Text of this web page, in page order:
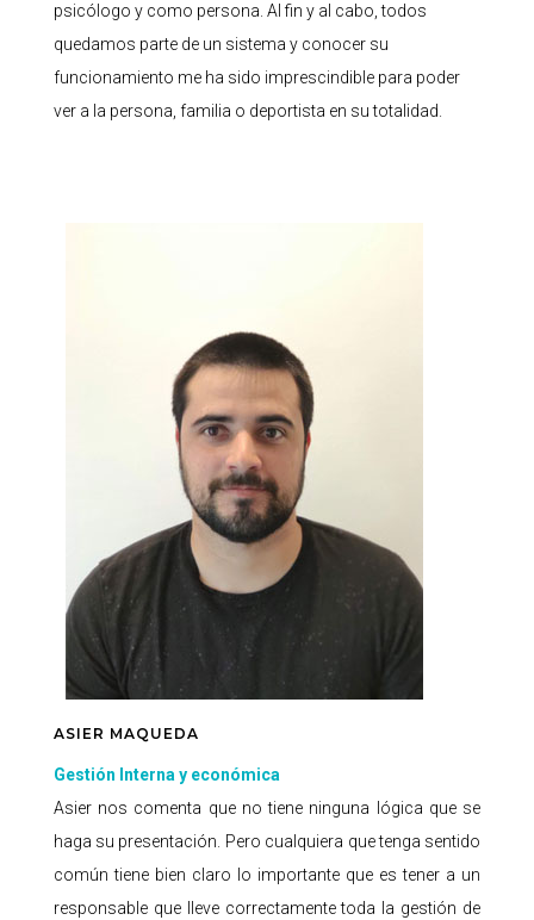
psicólogo y como persona. Al fin y al cabo, todos
quedamos parte de un sistema y conocer su
funcionamiento me ha sido imprescindible para poder
ver a la persona, familia o deportista en su totalidad.
ASIER MAQUEDA
Gestión Interna y económica
Asier nos comenta que no tiene ninguna lógica que se
haga su presentación. Pero cualquiera que tenga sentido
común tiene bien claro lo importante que es tener a un
responsable que lleve correctamente toda la gestión de